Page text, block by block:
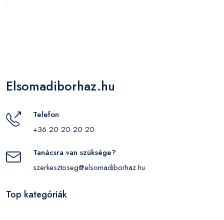
Elsomadiborhaz.hu
Telefon
+36 20 20 20 20
Tanácsra van szüksége?
szerkesztoseg@elsomadiborhaz.hu
Top kategóriák